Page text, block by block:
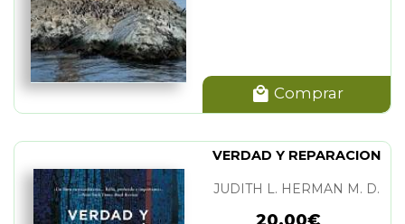
Comprar
VERDAD Y REPARACION
JUDITH L. HERMAN M. D.